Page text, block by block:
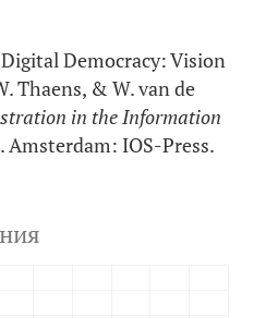
Democracy: Vision
Thaens, & W. van de
in the Information
Amsterdam: IOS-Press.